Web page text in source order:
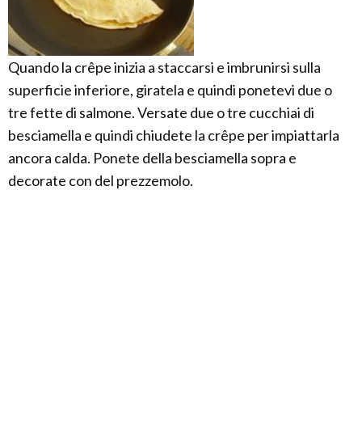
Quando la crêpe inizia a staccarsi e imbrunirsi sulla
superficie inferiore, giratela e quindi ponetevi due o
tre fette di salmone. Versate due o tre cucchiai di
besciamella e quindi chiudete la crêpe per impiattarla
ancora calda. Ponete della besciamella sopra e
decorate con del prezzemolo.